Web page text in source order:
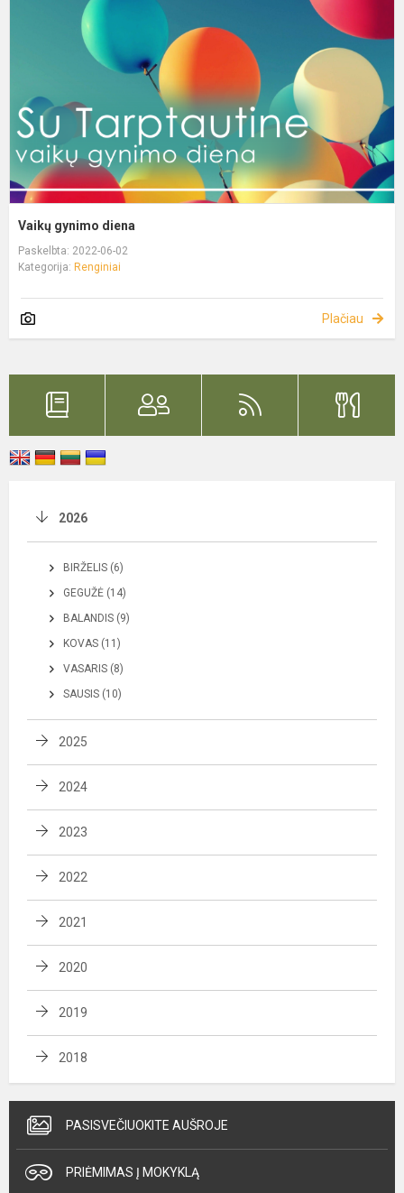
Vaikų gynimo diena
Paskelbta: 2022-06-02
Kategorija: Renginiai
Plačiau
2026
BIRŽELIS (6)
GEGUŽĖ (14)
BALANDIS (9)
KOVAS (11)
VASARIS (8)
SAUSIS (10)
2025
2024
2023
2022
2021
2020
2019
2018
PASISVEČIUOKITE AUŠROJE
PRIĖMIMAS Į MOKYKLĄ